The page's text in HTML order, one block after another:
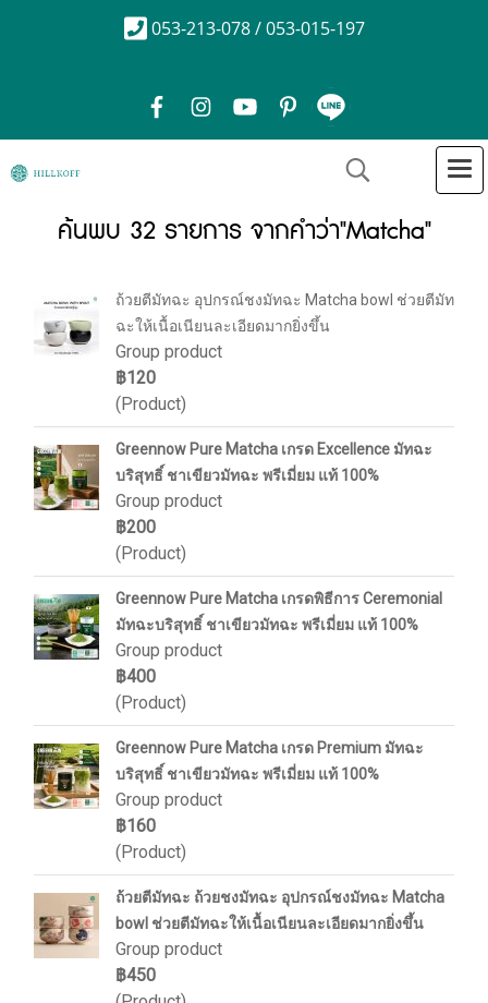
053-213-078 / 053-015-197
ค้นพบ 32 รายการ จากคำว่า"Matcha"
ถ้วยตีมัทฉะ อุปกรณ์ชงมัทฉะ Matcha bowl ช่วยตีมัท
ฉะให้เนื้อเนียนละเอียดมากยิ่งขึ้น
Group product
฿120
(Product)
Greennow Pure Matcha เกรด Excellence มัทฉะ
บริสุทธิ์ ชาเขียวมัทฉะ พรีเมี่ยม แท้ 100%
Group product
฿200
(Product)
Greennow Pure Matcha เกรดพิธีการ Ceremonial
มัทฉะบริสุทธิ์ ชาเขียวมัทฉะ พรีเมี่ยม แท้ 100%
Group product
฿400
(Product)
Greennow Pure Matcha เกรด Premium มัทฉะ
บริสุทธิ์ ชาเขียวมัทฉะ พรีเมี่ยม แท้ 100%
Group product
฿160
(Product)
ถ้วยตีมัทฉะ ถ้วยชงมัทฉะ อุปกรณ์ชงมัทฉะ Matcha
bowl ช่วยตีมัทฉะให้เนื้อเนียนละเอียดมากยิ่งขึ้น
Group product
฿450